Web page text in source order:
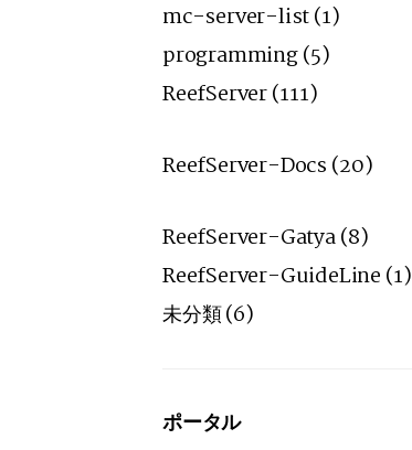
mc-server-list(1)
programming(5)
ReefServer(111)
ReefServer-Docs (20)
ReefServer-Gatya(8)
ReefServer-GuideLine (1)
未分類(6)
ポータル